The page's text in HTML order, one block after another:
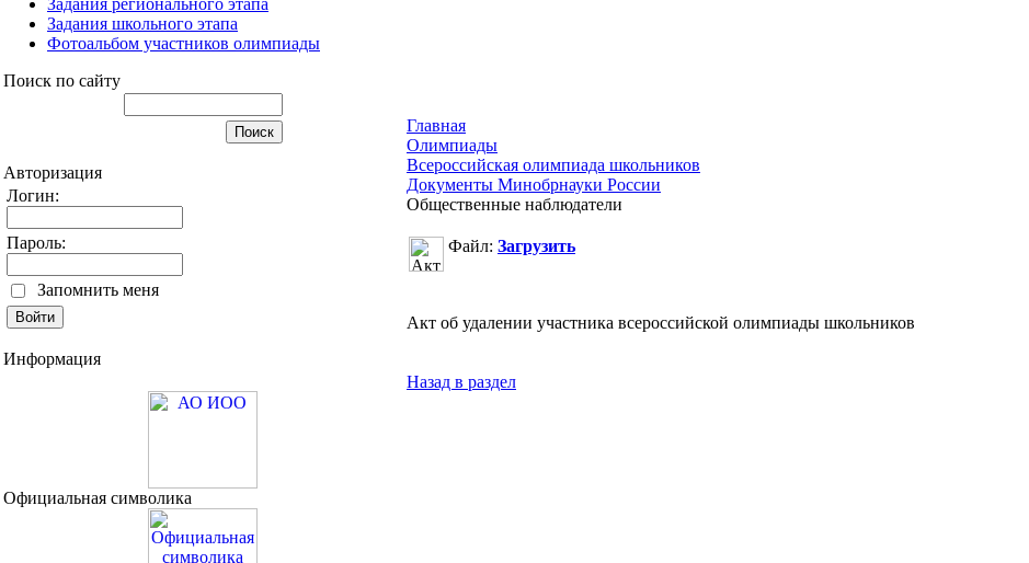
Задания школьного этапа
Фотоальбом участников олимпиады
Поиск по сайту
Авторизация
Логин:
Пароль:
Запомнить меня
Информация
Официальная символика
Главная
Олимпиады
Всероссийская олимпиада школьников
Документы Минобрнауки России
Общественные наблюдатели
Файл: Загрузить
Акт об удалении участника всероссийской олимпиады школьников
Назад в раздел